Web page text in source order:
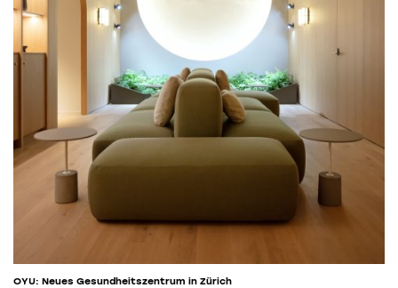
OYU: Neues Gesundheitszentrum in Zürich